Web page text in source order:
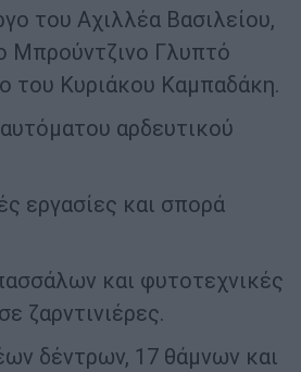
του Αχιλλέα Βασιλείου,
Μπρούντζινο Γλυπτό
του Κυριάκου Καμπαδάκη.
αρδευτικού
εργασίες και σπορά
και φυτοτεχνικές
ζαρντινιέρες.
δέντρων, 17 θάμνων και